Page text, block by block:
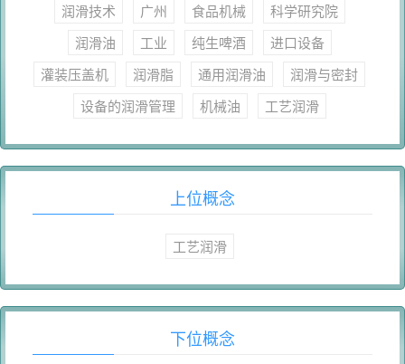
润滑技术
广州 食品机械
科学研究院
润滑油
工业 纯生啤酒
进口设备
灌装压盖机
润滑脂 通用润滑油
润滑与密封
设备的润滑管理
机械油 工艺润滑
上位概念
工艺润滑
下位概念